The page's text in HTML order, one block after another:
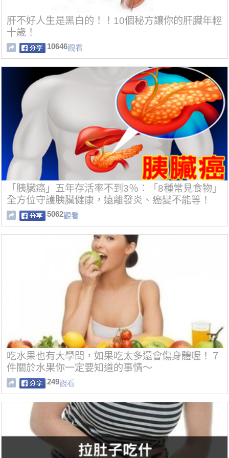
肝不好人生是黑白的！！10個秘方讓你的肝臟年輕
十歲！
10646觀看
「胰臟癌」五年存活率不到3％：「8種常見食物」
全方位守護胰臟健康，遠離發炎、癌變不能等！
5062觀看
吃水果也有大學問，如果吃太多還會傷身體喔！７
件關於水果你一定要知道的事情～
249觀看